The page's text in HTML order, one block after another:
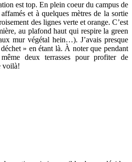
est top. En plein coeur du campus de
et à quelques mètres de la sortie
des lignes verte et orange. C’est
au plafond haut qui respire la green
mur végétal hein…). J’avais presque
» en étant là. À noter que pendant
deux terrasses pour profiter de
voilà!